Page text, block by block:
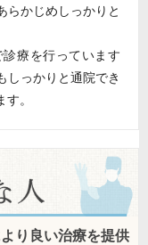
らかじめしっかりと
療を行っています
しっかりと通院でき
。
り良い治療を提供